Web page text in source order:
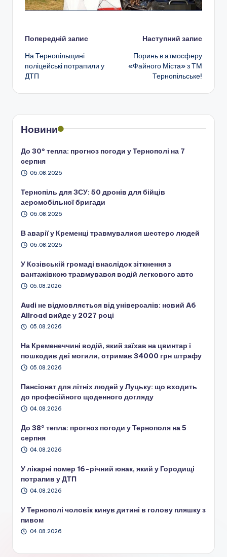
Навігація
по
запису
Попередній запис
На Тернопільщині
поліцейські потрапили у
ДТП
Наступний запис
Поринь в атмосферу
«Файного Міста» з ТМ
Тернопільське!
Новини
До 30° тепла: прогноз погоди у Тернополі на 7
серпня
06.08.2026
Тернопіль для ЗСУ: 50 дронів для бійців
аеромобільної бригади
06.08.2026
В аварії у Кременці травмувалися шестеро людей
06.08.2026
У Козівській громаді внаслідок зіткнення з
вантажівкою травмувався водій легкового авто
05.08.2026
Audi не відмовляється від універсалів: новий A6
Allroad вийде у 2027 році
05.08.2026
На Кременеччині водій, який заїхав на цвинтар і
пошкодив дві могили, отримав 34000 грн штрафу
05.08.2026
Пансіонат для літніх людей у Луцьку: що входить
до професійного щоденного догляду
04.08.2026
До 38° тепла: прогноз погоди у Тернополя на 5
серпня
04.08.2026
У лікарні помер 16-річний юнак, який у Городищі
потрапив у ДТП
04.08.2026
У Тернополі чоловік кинув дитині в голову пляшку з
пивом
04.08.2026